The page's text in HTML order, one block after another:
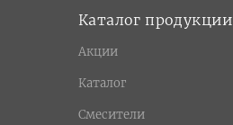
Каталог продукции
Акции
Каталог
Смесители